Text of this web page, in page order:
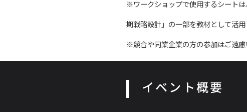
※ワークショップで使用するシート
期戦略設計」の一部を教材として活用
※競合や同業企業の方の参加はご遠慮
イベント概要